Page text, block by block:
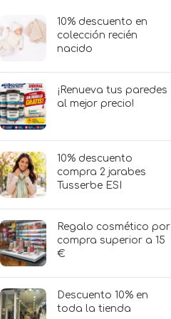
10% descuento en
colección recién
nacido
¡Renueva tus paredes
al mejor precio!
10% descuento
compra 2 jarabes
Tusserbe ESI
Regalo cosmético por
compra superior a 15
€
Descuento 10% en
toda la tienda